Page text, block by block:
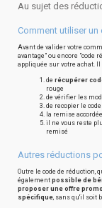
Au sujet des
Comment utiliser
Avant de valider votre
avantage" ou encore "code
appliquée sur votre achat.
de récupérer
rouge
de vérifier les
de recopier le
la remise
il ne vous reste
remisé
Autres réductions
Outre le code de réduction,
également possible de
proposer une offre
spécifique, sans qu'il soit